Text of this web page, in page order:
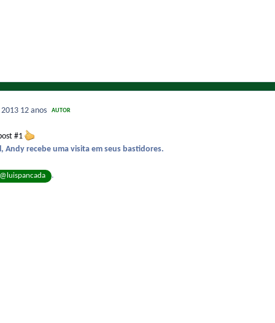
12 anos AUTOR
#1
Andy recebe uma visita em seus bastidores.
@luispancada .